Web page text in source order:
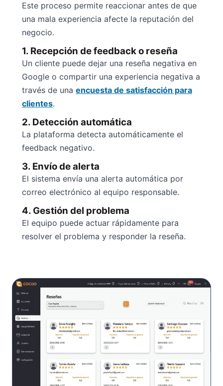
Este proceso permite reaccionar antes de que
una mala experiencia afecte la reputación del
negocio.
1. Recepción de feedback o reseña
Un cliente puede dejar una reseña negativa en
Google o compartir una experiencia negativa a
través de una encuesta de satisfacción para
clientes.
2. Detección automática
La plataforma detecta automáticamente el
feedback negativo.
3. Envío de alerta
El sistema envía una alerta automática por
correo electrónico al equipo responsable.
4. Gestión del problema
El equipo puede actuar rápidamente para
resolver el problema y responder la reseña.